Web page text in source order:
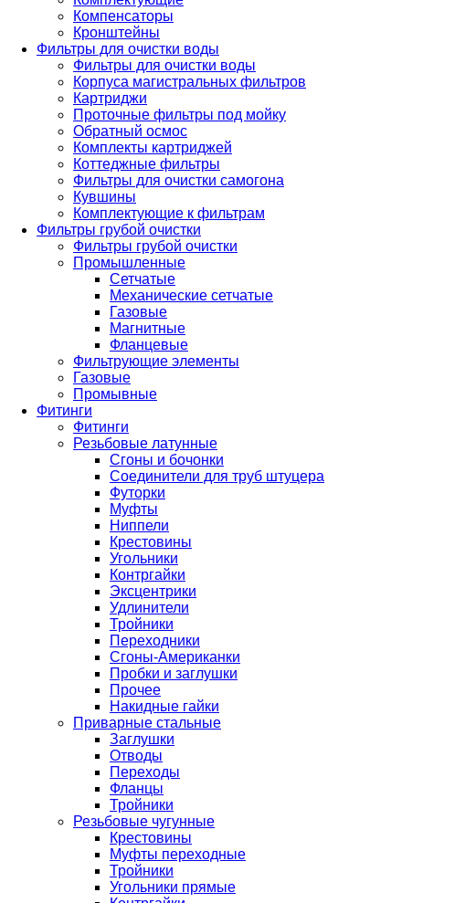
Компенсаторы
Кронштейны
Фильтры для очистки воды
Фильтры для очистки воды
Корпуса магистральных фильтров
Картриджи
Проточные фильтры под мойку
Обратный осмос
Комплекты картриджей
Коттеджные фильтры
Фильтры для очистки самогона
Кувшины
Комплектующие к фильтрам
Фильтры грубой очистки
Фильтры грубой очистки
Промышленные
Сетчатые
Механические сетчатые
Газовые
Магнитные
Фланцевые
Фильтрующие элементы
Газовые
Промывные
Фитинги
Фитинги
Резьбовые латунные
Сгоны и бочонки
Соединители для труб штуцера
Футорки
Муфты
Ниппели
Крестовины
Угольники
Контргайки
Эксцентрики
Удлинители
Тройники
Переходники
Сгоны-Американки
Пробки и заглушки
Прочее
Накидные гайки
Приварные стальные
Заглушки
Отводы
Переходы
Фланцы
Тройники
Резьбовые чугунные
Крестовины
Муфты переходные
Тройники
Угольники прямые